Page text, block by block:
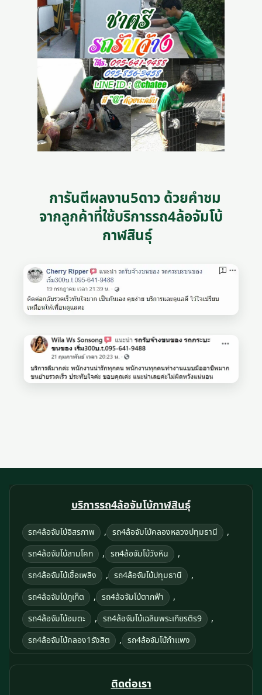
การันตีผลงาน5ดาว ด้วยคำชม
จากลูกค้าที่ใช้บริการรถ4ล้อจัมโบ้
กาฬสินธุ์
บริการรถ4ล้อจัมโบ้กาฬสินธุ์
รถ4ล้อจัมโบ้อิสรภาพ , รถ4ล้อจัมโบ้คลองหลวงปทุมธานี ,
รถ4ล้อจัมโบ้สามโคก , รถ4ล้อจัมโบ้วังหิน ,
รถ4ล้อจัมโบ้เชื้อเพลิง , รถ4ล้อจัมโบ้ปทุมธานี ,
รถ4ล้อจัมโบ้ภูเก็ต , รถ4ล้อจัมโบ้ตากฟ้า ,
รถ4ล้อจัมโบ้อมตะ , รถ4ล้อจัมโบ้เฉลิมพระเกียรติร9 ,
รถ4ล้อจัมโบ้คลอง1รังสิต , รถ4ล้อจัมโบ้กําแพง
ติดต่อเรา